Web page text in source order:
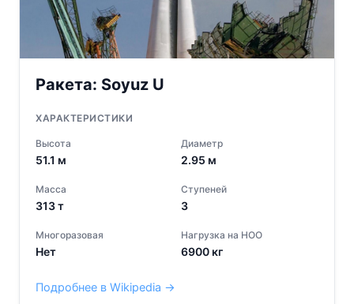
Ракета: Soyuz U
ХАРАКТЕРИСТИКИ
Высота
51.1 м
Диаметр
2.95 м
Масса
313т
Ступеней
3
Многоразовая
Нет
Нагрузка на НОО
6900 кг
Подробнее в Wikipedia →